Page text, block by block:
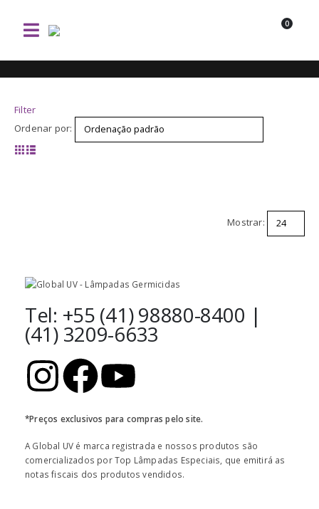
0
Filter
Ordenar por:
Mostrar:
Tel: +55 (41) 98880-8400 |
(41) 3209-6633
*Preços exclusivos para compras pelo site.
A Global UV é marca registrada e nossos produtos são
comercializados por Top Lâmpadas Especiais, que emitirá as
notas fiscais dos produtos vendidos.